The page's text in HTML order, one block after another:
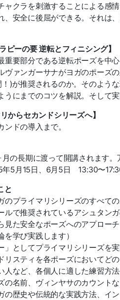
ャクラを刺激することによる感
、安全に後屈ができる。それは
ピーの要 逆転とフィニシング】
重要部分である逆転ポーズを中
ヴァンガーサナがヨガのポーズ
)が推奨されるのか。 そのよう
うにまでのコツを解説。そして実
からセカンドシリーズへ】
ドの導入まで。
の長期に渡って開講されます。
年5月15日、6月5日 13:30〜
と
のプライマリシリーズのすべて
ルで推奨されているアシュタン
見た安全なポーズへのアプロー
学び実践します）
」としてプライマリシリーズを
リスティを各ポーズにおいてど
人など、各個人に適した練習方
の名前、ヴィンヤサのカウント
の歴史や伝統的な実践方法、イ